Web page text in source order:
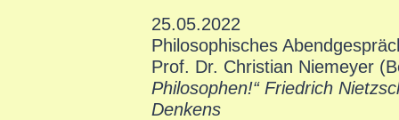
25.05.2022
Philosophisches
Prof. Dr. Christian Niemeyer
Philosophen!“ Friedrich
Denkens